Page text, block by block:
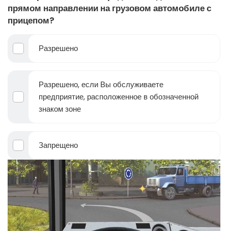
прямом направлении на грузовом автомобиле с
прицепом?
Разрешено
Разрешено, если Вы обслуживаете
предприятие, расположенное в обозначенной
знаком зоне
Запрещено